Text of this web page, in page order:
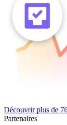
Découvrir plus de
Partenaires